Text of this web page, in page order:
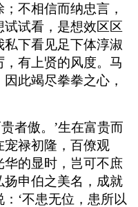
不相信而纳忠言，
试看，是想效区区
下看见足下体淳淑
有上贤的风度。马
此竭尽拳拳之心，
者傲。’生在富贵而
宠禄初隆，百僚观
的显时，岂可不庶
扬申伯之美名，成就
‘不患无位，患所以